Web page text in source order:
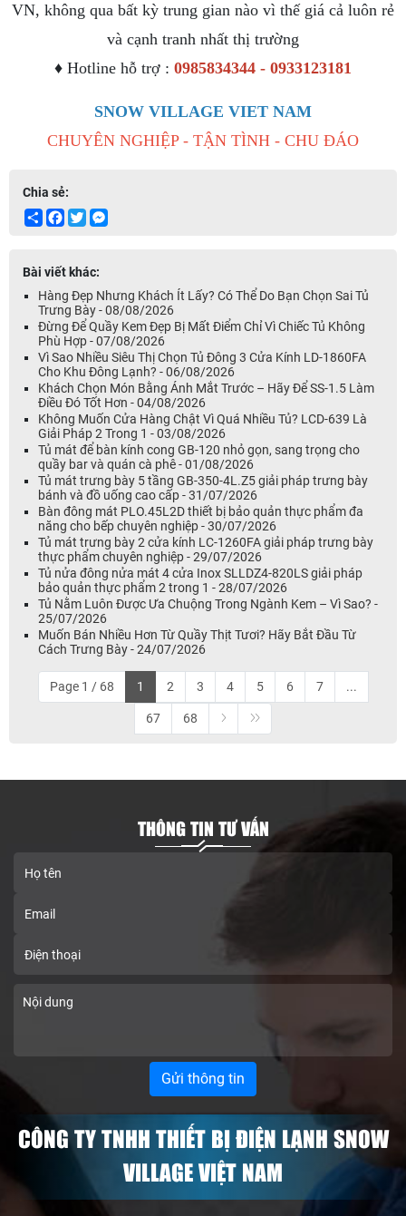
VN, không qua bất kỳ trung gian nào vì thế giá cả luôn rẻ
và cạnh tranh nhất thị trường
♦ Hotline hỗ trợ : 0985834344 - 0933123181
SNOW VILLAGE VIET NAM
CHUYÊN NGHIỆP - TẬN TÌNH - CHU ĐÁO
Chia sẻ:
ShareFacebook
Twitter
Bài viết khác:
Hàng Đẹp Nhưng Khách Ít Lấy? Có Thể Do Bạn Chọn Sai Tủ
Trưng Bày - 08/08/2026
Đừng Để Quầy Kem Đẹp Bị Mất Điểm Chỉ Vì Chiếc Tủ Không
Phù Hợp - 07/08/2026
Vì Sao Nhiều Siêu Thị Chọn Tủ Đông 3 Cửa Kính LD-1860FA
Cho Khu Đông Lạnh? - 06/08/2026
Khách Chọn Món Bằng Ánh Mắt Trước – Hãy Để SS-1.5 Làm
Điều Đó Tốt Hơn - 04/08/2026
Không Muốn Cửa Hàng Chật Vì Quá Nhiều Tủ? LCD-639 Là
Giải Pháp 2 Trong 1 - 03/08/2026
Tủ mát để bàn kính cong GB-120 nhỏ gọn, sang trọng cho
quầy bar và quán cà phê - 01/08/2026
Tủ mát trưng bày 5 tầng GB-350-4L.Z5 giải pháp trưng bày
bánh và đồ uống cao cấp - 31/07/2026
Bàn đông mát PLO.45L2D thiết bị bảo quản thực phẩm đa
năng cho bếp chuyên nghiệp - 30/07/2026
Tủ mát trưng bày 2 cửa kính LC-1260FA giải pháp trưng bày
thực phẩm chuyên nghiệp - 29/07/2026
Tủ nửa đông nửa mát 4 cửa Inox SLLDZ4-820LS giải pháp
bảo quản thực phẩm 2 trong 1 - 28/07/2026
Tủ Nằm Luôn Được Ưa Chuộng Trong Ngành Kem – Vì Sao? -
25/07/2026
Muốn Bán Nhiều Hơn Từ Quầy Thịt Tươi? Hãy Bắt Đầu Từ
Cách Trưng Bày - 24/07/2026
Page 1 / 68 1 2 3 4 5 6 7 ...
67 68
THÔNG TIN TƯ VẤN
CÔNG TY TNHH THIẾT BỊ ĐIỆN LẠNH SNOW
VILLAGE VIỆT NAM